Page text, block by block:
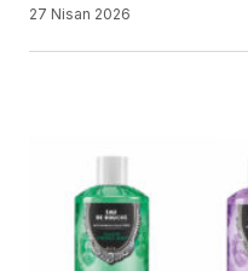
27 Nisan 2026